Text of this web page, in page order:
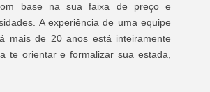
base na sua faixa de preço e
A experiência de uma equipe
mais de 20 anos está inteiramente
te orientar e formalizar sua estada,